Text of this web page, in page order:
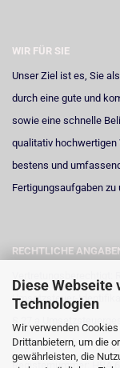
Diese Webseite
Technologien
Wir verwenden
Drittanbietern, um die
gewährleisten, die
WIR FÜR SIE
Unser Ziel ist es, Sie
durch eine gute und
sowie eine schnelle
qualitativ hochwertigen
bestens und
Fertigungsaufgaben zu
RECHTLICHE
Umsatzsteuer-
§ 27 a
Registergericht:
Registernummer: HRA